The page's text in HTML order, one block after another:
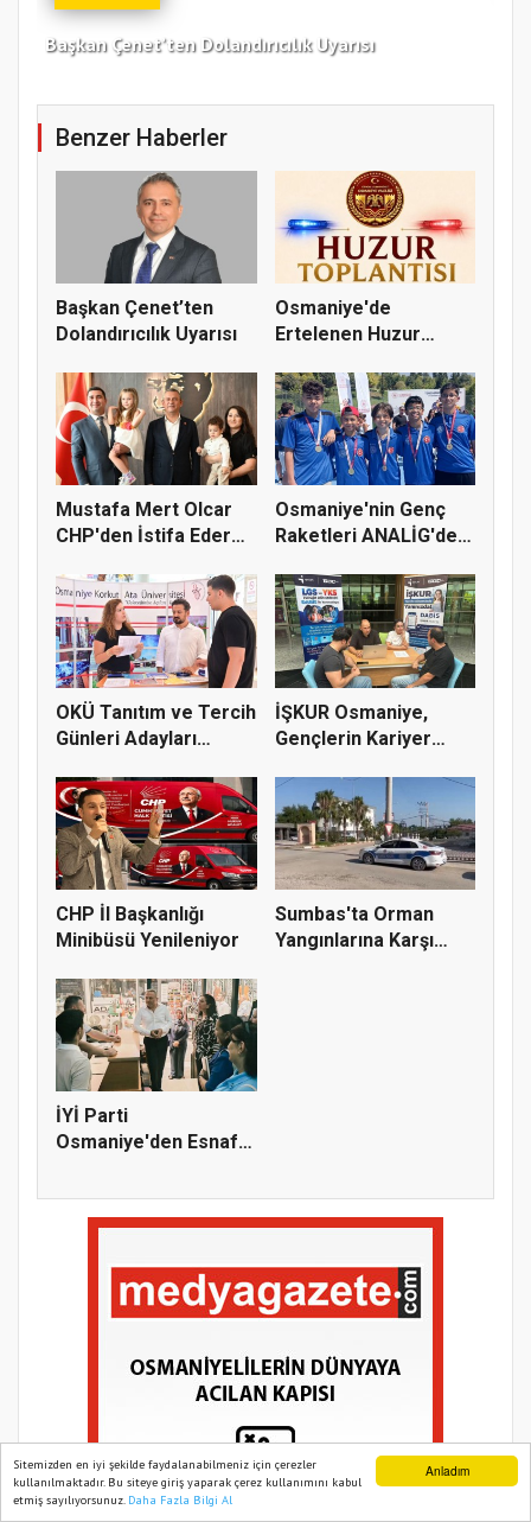
Anladım
Sitemizden en iyi şekilde faydalanabilmeniz için çerezler
kullanılmaktadır. Bu siteye giriş yaparak çerez kullanımını kabul
etmiş sayılıyorsunuz. Daha Fazla Bilgi Al
Başkan Çenet’ten Dolandırıcılık Uyarısı
Benzer Haberler
Başkan Çenet’ten
Dolandırıcılık Uyarısı
Osmaniye'de
Ertelenen Huzur
Mustafa Mert Olcar
CHP'den İstifa Ederek
Osmaniye'nin Genç
Raketleri ANALİG'de
OKÜ Tanıtım ve Tercih
Günleri Adayları
İŞKUR Osmaniye,
Gençlerin Kariyer
CHP İl Başkanlığı
Minibüsü Yenileniyor
Sumbas'ta Orman
Yangınlarına Karşı
İYİ Parti
Osmaniye'den Esnaf
Ana Sayfa Web TV